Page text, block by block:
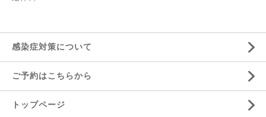
感染症対策について
ご予約はこちらから
トップページ